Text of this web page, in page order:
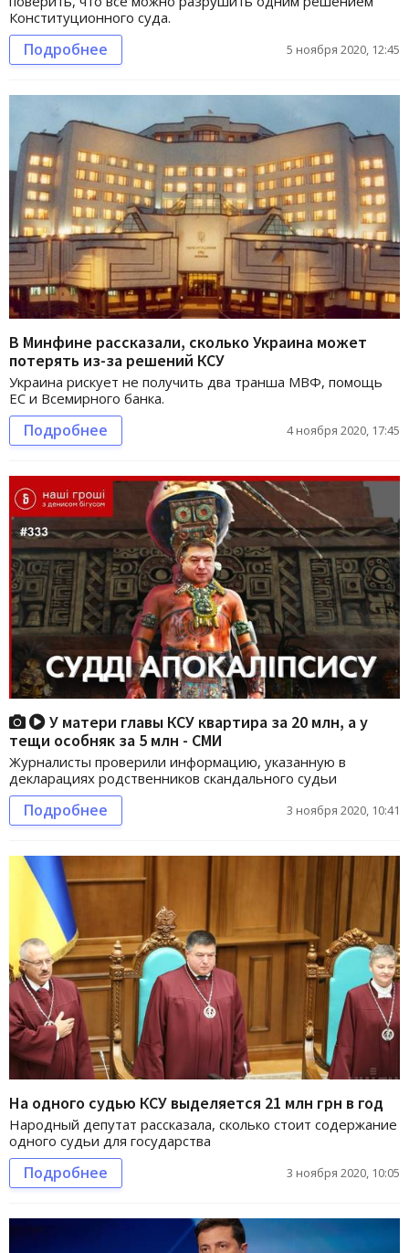
Конституционного суда.
Подробнее 5 ноября 2020, 12:45
В Минфине рассказали, сколько Украина может
потерять из-за решений КСУ
Украина рискует не получить два транша МВФ, помощь
ЕС и Всемирного банка.
Подробнее 4 ноября 2020, 17:45
У матери главы КСУ квартира за 20 млн, а у
тещи особняк за 5 млн - СМИ
Журналисты проверили информацию, указанную в
декларациях родственников скандального судьи
Подробнее 3 ноября 2020, 10:41
На одного судью КСУ выделяется 21 млн грн в год
Народный депутат рассказала, сколько стоит содержание
одного судьи для государства
Подробнее 3 ноября 2020, 10:05